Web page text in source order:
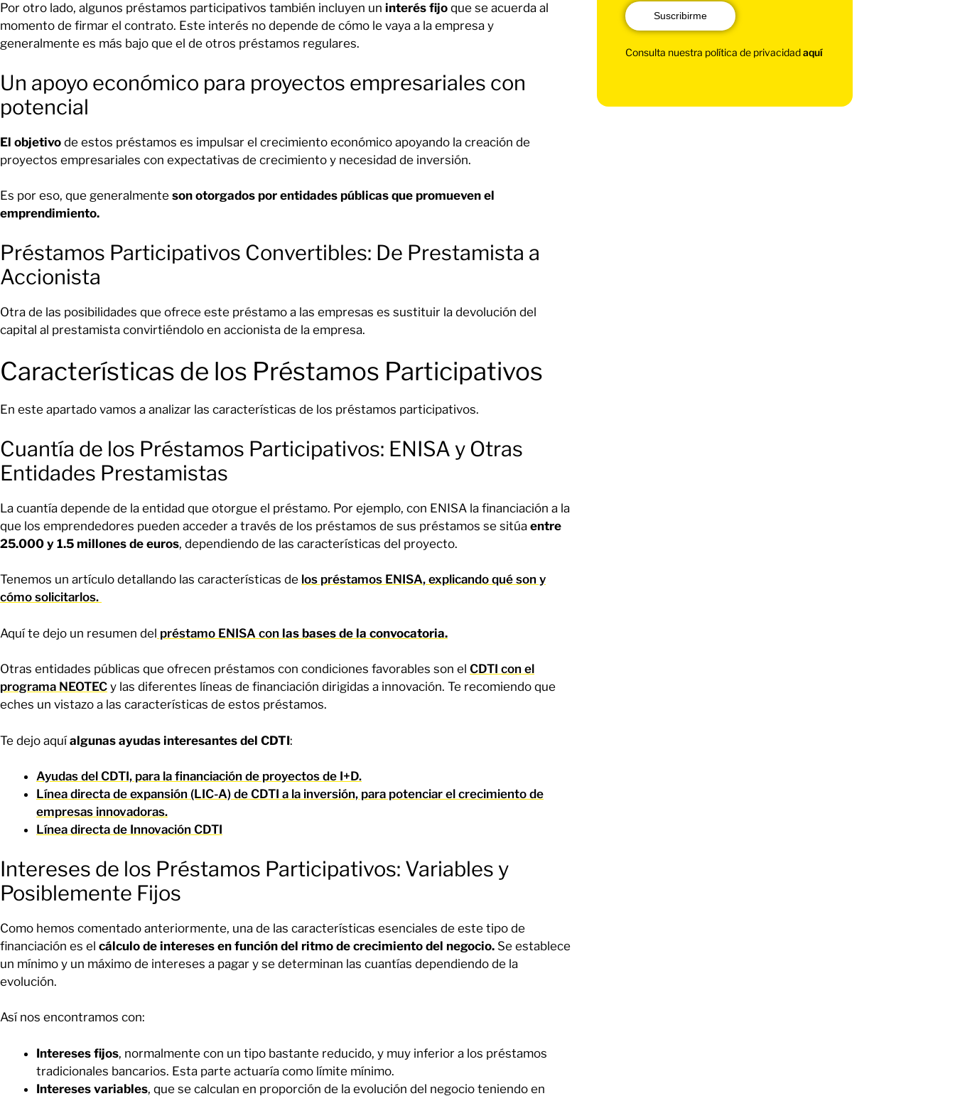
Por otro lado, algunos préstamos participativos también incluyen un interés fijo que se acuerda al
momento de firmar el contrato. Este interés no depende de cómo le vaya a la empresa y
generalmente es más bajo que el de otros préstamos regulares.
Un apoyo económico para proyectos empresariales con
potencial
El objetivo de estos préstamos es impulsar el crecimiento económico apoyando la creación de
proyectos empresariales con expectativas de crecimiento y necesidad de inversión.
Es por eso, que generalmente son otorgados por entidades públicas que promueven el
emprendimiento.
Préstamos Participativos Convertibles: De Prestamista a
Accionista
Otra de las posibilidades que ofrece este préstamo a las empresas es sustituir la devolución del
capital al prestamista convirtiéndolo en accionista de la empresa.
Características de los Préstamos Participativos
En este apartado vamos a analizar las características de los préstamos participativos.
Cuantía de los Préstamos Participativos: ENISA y Otras
Entidades Prestamistas
La cuantía depende de la entidad que otorgue el préstamo. Por ejemplo, con ENISA la financiación a la
que los emprendedores pueden acceder a través de los préstamos de sus préstamos se sitúa entre
25.000 y 1.5 millones de euros, dependiendo de las características del proyecto.
Tenemos un artículo detallando las características de los préstamos ENISA, explicando qué son y
cómo solicitarlos.
Aquí te dejo un resumen del préstamo ENISA con las bases de la convocatoria.
Otras entidades públicas que ofrecen préstamos con condiciones favorables son el CDTI con el
programa NEOTEC y las diferentes líneas de financiación dirigidas a innovación. Te recomiendo que
eches un vistazo a las características de estos préstamos.
Te dejo aquíalgunas ayudas interesantes del CDTI:
Ayudas del CDTI, para la financiación de proyectos de I+D.
Línea directa de expansión (LIC-A) de CDTI a la inversión, para potenciar el crecimiento de
empresas innovadoras.
Línea directa de Innovación CDTI
Intereses de los Préstamos Participativos: Variables y
Posiblemente Fijos
Como hemos comentado anteriormente, una de las características esenciales de este tipo de
financiación es el cálculo de intereses en función del ritmo de crecimiento del negocio. Se establece
un mínimo y un máximo de intereses a pagar y se determinan las cuantías dependiendo de la
evolución.
Así nos encontramos con:
Intereses fijos, normalmente con un tipo bastante reducido, y muy inferior a los préstamos
tradicionales bancarios. Esta parte actuaría como límite mínimo.
Intereses variables, que se calculan en proporción de la evolución del negocio teniendo en
Suscribirme
Consulta nuestra política de privacidadaquí